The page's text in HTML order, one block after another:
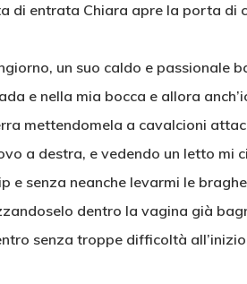
di entrata Chiara apre la porta di
un suo caldo e passionale
e nella mia bocca e allora
mettendomela a cavalcioni
a destra, e vedendo un letto mi
e senza neanche levarmi le
dentro la vagina già
senza troppe difficoltà